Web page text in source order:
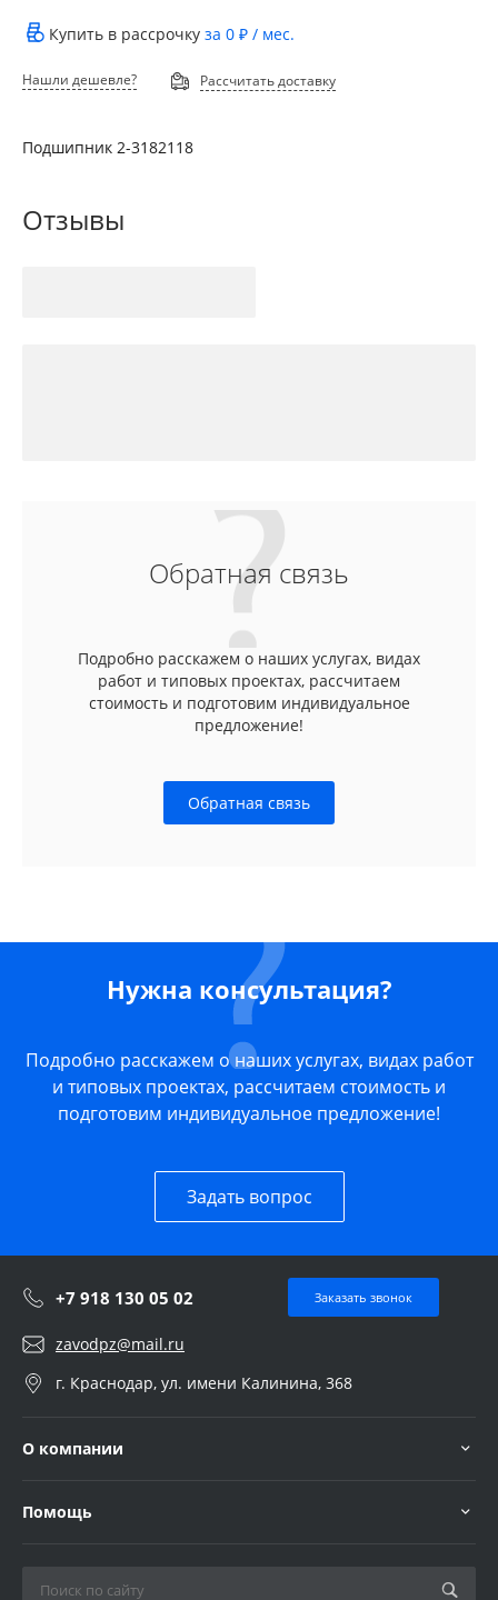
Купить в рассрочку за 0 ₽ / мес.
Нашли дешевле? Рассчитать доставку
Подшипник 2-3182118
Отзывы
Обратная связь
Подробно расскажем о наших услугах, видах
работ и типовых проектах, рассчитаем
стоимость и подготовим индивидуальное
предложение!
Обратная связь
Нужна консультация?
Подробно расскажем о наших услугах, видах работ
и типовых проектах, рассчитаем стоимость и
подготовим индивидуальное предложение!
Задать вопрос
+7 918 130 05 02 Заказать звонок
zavodpz@mail.ru
г. Краснодар, ул. имени Калинина, 368
О компании
Помощь